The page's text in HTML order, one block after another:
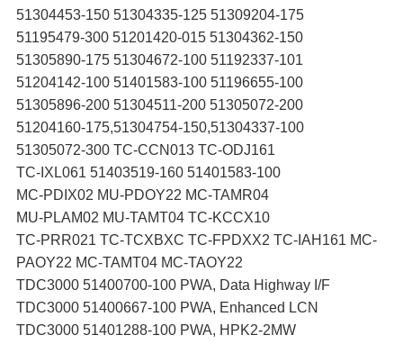
51304453-150 51304335-125 51309204-175
51195479-300 51201420-015 51304362-150
51305890-175 51304672-100 51192337-101
51204142-100 51401583-100 51196655-100
51305896-200 51304511-200 51305072-200
51204160-175,51304754-150,51304337-100
51305072-300 TC-CCN013 TC-ODJ161
TC-IXL061 51403519-160 51401583-100
MC-PDIX02 MU-PDOY22 MC-TAMR04
MU-PLAM02 MU-TAMT04 TC-KCCX10
TC-PRR021 TC-TCXBXC TC-FPDXX2 TC-IAH161 MC-
PAOY22 MC-TAMT04 MC-TAOY22
TDC3000 51400700-100 PWA, Data Highway I/F
TDC3000 51400667-100 PWA, Enhanced LCN
TDC3000 51401288-100 PWA, HPK2-2MW